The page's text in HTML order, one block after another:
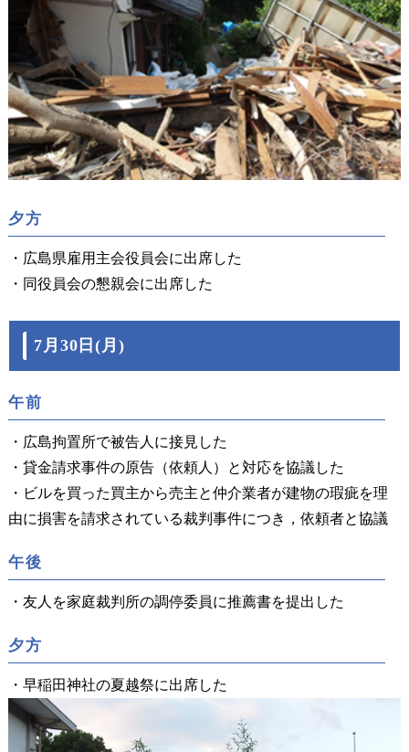
夕方
・広島県雇用主会役員会に出席した
・同役員会の懇親会に出席した
7月30日(月)
午前
・広島拘置所で被告人に接見した
・貸金請求事件の原告（依頼人）と対応を協議した
・ビルを買った買主から売主と仲介業者が建物の瑕疵を理
由に損害を請求されている裁判事件につき，依頼者と協議
午後
・友人を家庭裁判所の調停委員に推薦書を提出した
夕方
・早稲田神社の夏越祭に出席した